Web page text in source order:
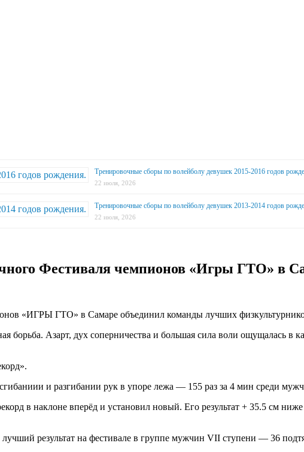
Тренировочные сборы по волейболу девушек 2015-2016 годов
22 июля, 2026
Тренировочные сборы по волейболу девушек 2013-2014 годов
22 июля, 2026
Фестиваля чемпионов «Игры ГТО» в
«ИГРЫ ГТО» в Самаре объединил команды лучших
борьба. Азарт, дух соперничества и большая сила воли ощущалась в
и разгибании рук в упоре лежа — 155 раз за 4 мин среди
в наклоне вперёд и установил новый. Его результат + 35.5 см
результат на фестивале в группе мужчин VII cтупени — 36